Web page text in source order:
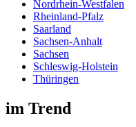
Nordrhein-Westfalen
Rheinland-Pfalz
Saarland
Sachsen-Anhalt
Sachsen
Schleswig-Holstein
Thüringen
im Trend